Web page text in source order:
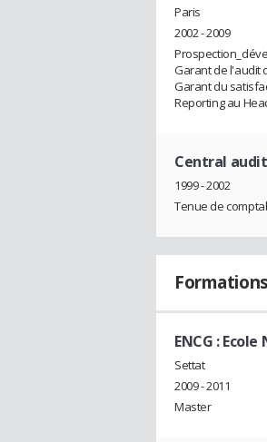
Paris
2002 - 2009
Garant de l'audit
Garant du
Reporting au
Central
1999 - 2002
Tenue de
Formations
ENCG :
Settat
2009 - 2011
Master